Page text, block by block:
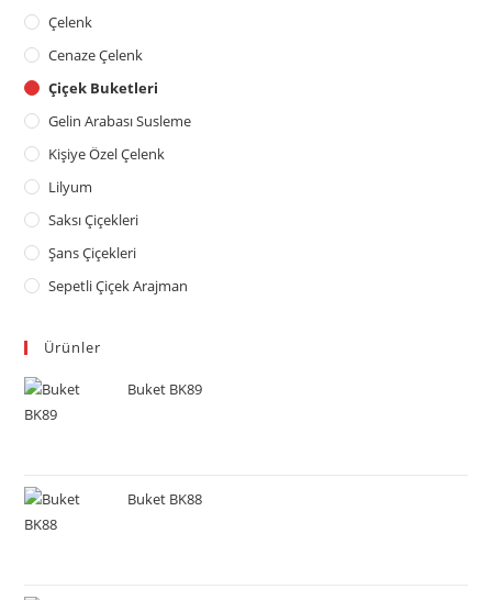
Çelenk
Cenaze Çelenk
Çiçek Buketleri
Gelin Arabası Susleme
Kişiye Özel Çelenk
Lilyum
Saksı Çiçekleri
Şans Çiçekleri
Sepetli Çiçek Arajman
Ürünler
Buket BK89
Buket BK88